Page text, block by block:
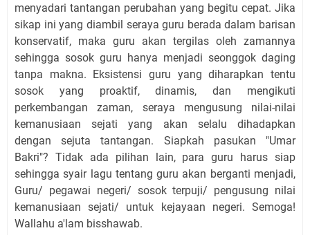
menyadari tantangan perubahan yang begitu cepat. Jika
sikap ini yang diambil seraya guru berada dalam barisan
konservatif, maka guru akan tergilas oleh zamannya
sehingga sosok guru hanya menjadi seonggok daging
tanpa makna. Eksistensi guru yang diharapkan tentu
sosok yang proaktif, dinamis, dan mengikuti
perkembangan zaman, seraya mengusung nilai-nilai
kemanusiaan sejati yang akan selalu dihadapkan
dengan sejuta tantangan. Siapkah pasukan "Umar
Bakri"? Tidak ada pilihan lain, para guru harus siap
sehingga syair lagu tentang guru akan berganti menjadi,
Guru/ pegawai negeri/ sosok terpuji/ pengusung nilai
kemanusiaan sejati/ untuk kejayaan negeri. Semoga!
Wallahu a'lam bisshawab.